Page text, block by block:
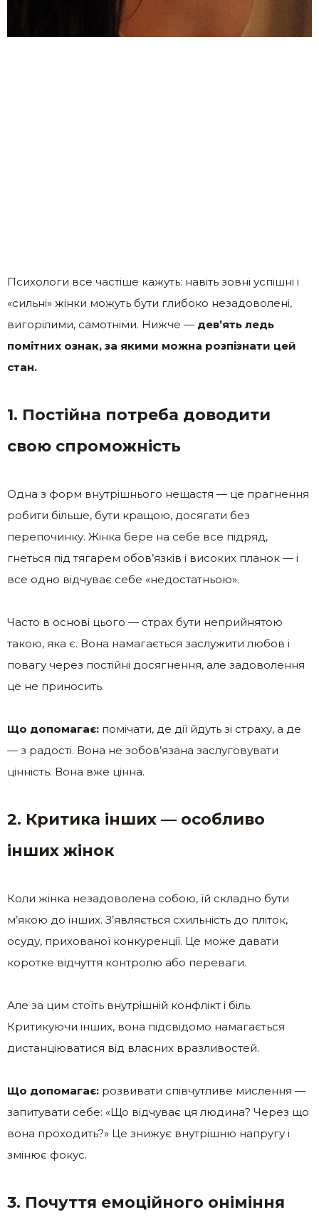
Психологи все частіше кажуть: навіть зовні успішні і
«сильні» жінки можуть бути глибоко незадоволені,
вигорілими, самотніми. Нижче — дев’ять ледь
помітних ознак, за якими можна розпізнати цей
стан.
1. Постійна потреба доводити
свою спроможність
Одна з форм внутрішнього нещастя — це прагнення
робити більше, бути кращою, досягати без
перепочинку. Жінка бере на себе все підряд,
гнеться під тягарем обов’язків і високих планок — і
все одно відчуває себе «недостатньою».
Часто в основі цього — страх бути неприйнятою
такою, яка є. Вона намагається заслужити любов і
повагу через постійні досягнення, але задоволення
це не приносить.
Що допомагає: помічати, де дії йдуть зі страху, а де
— з радості. Вона не зобов’язана заслуговувати
цінність. Вона вже цінна.
2. Критика інших — особливо
інших жінок
Коли жінка незадоволена собою, їй складно бути
м’якою до інших. З’являється схильність до пліток,
осуду, прихованої конкуренції. Це може давати
коротке відчуття контролю або переваги.
Але за цим стоїть внутрішній конфлікт і біль.
Критикуючи інших, вона підсвідомо намагається
дистанціюватися від власних вразливостей.
Що допомагає: розвивати співчутливе мислення —
запитувати себе: «Що відчуває ця людина? Через що
вона проходить?» Це знижує внутрішню напругу і
змінює фокус.
3. Почуття емоційного оніміння